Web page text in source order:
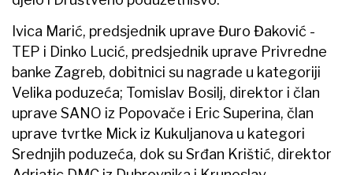
Ivica Marić, predsjednik uprave Đuro Đaković -
TEP i Dinko Lucić, predsjednik uprave Privredne
banke Zagreb, dobitnici su nagrade u kategoriji
Velika poduzeća; Tomislav Bosilj, direktor i član
uprave SANO iz Popovače i Eric Superina, član
uprave tvrtke Mick iz Kukuljanova u kategori
Srednjih poduzeća, dok su Srđan Krištić, direktor